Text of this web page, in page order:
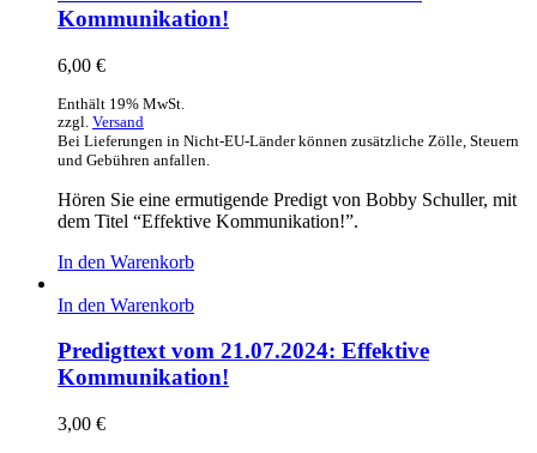
Kommunikation!
6,00 €
Enthält 19% MwSt.
zzgl. Versand
Bei Lieferungen in Nicht-EU-Länder können zusätzliche Zölle, Steuern
und Gebühren anfallen.
Hören Sie eine ermutigende Predigt von Bobby Schuller, mit
dem Titel “Effektive Kommunikation!”.
In den Warenkorb
In den Warenkorb
Predigttext vom 21.07.2024: Effektive
Kommunikation!
3,00 €